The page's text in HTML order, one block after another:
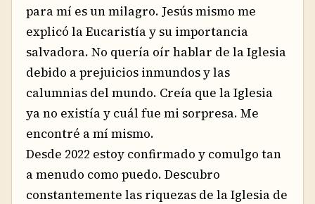
para mí es un milagro. Jesús mismo me
explicó la Eucaristía y su importancia
salvadora. No quería oír hablar de la Iglesia
debido a prejuicios inmundos y las
calumnias del mundo. Creía que la Iglesia
ya no existía y cuál fue mi sorpresa. Me
encontré a mí mismo.
Desde 2022 estoy confirmado y comulgo tan
a menudo como puedo. Descubro
constantemente las riquezas de la Iglesia de